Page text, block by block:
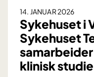
e
n
m
t
h
v
i
l
k
e
14. JANUAR 2026
Sykehuset i
Sykehuset
klinisk